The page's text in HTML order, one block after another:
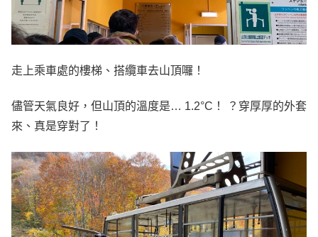
走上乘車處的樓梯、搭纜車去山頂囉！
儘管天氣良好，但山頂的溫度是… 1.2°C！ ？穿厚厚的外套
來、真是穿對了！